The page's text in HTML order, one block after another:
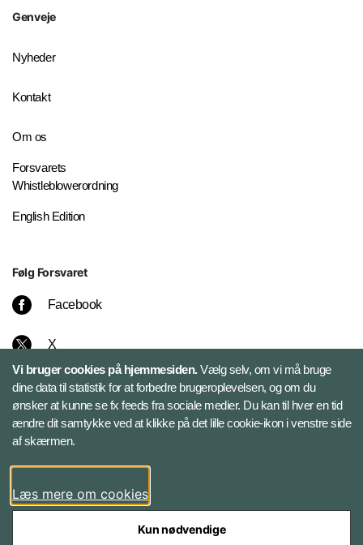
Genveje
Nyheder
Kontakt
Om os
Forsvarets
Whistleblowerordning
English Edition
Følg Forsvaret
Facebook
X
Instagram
Bluesky
LinkedIn
Vi bruger cookies på hjemmesiden.Vælg selv, om vi må bruge
dine data til statistik for at forbedre brugeroplevelsen, og om du
ønsker at kunne se fx feeds fra sociale medier. Du kan til hver en tid
ændre dit samtykke ved at klikke på det lille cookie-ikon i venstre side
af skærmen.
Læs mere om cookies
Kun nødvendige